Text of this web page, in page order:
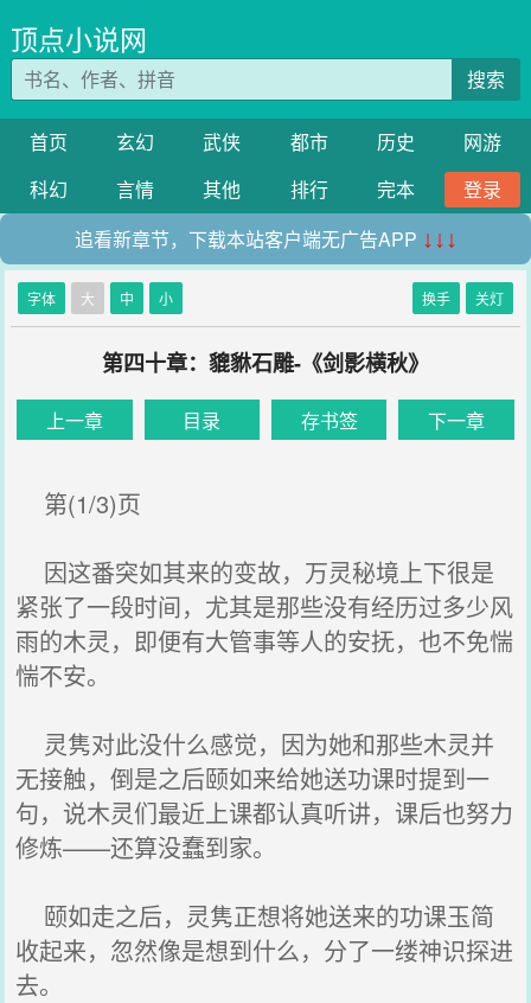
顶点小说网
搜索
首页 玄幻 武侠 都市 历史
网游
科幻
言情 其他 排行 完本
登录
追看新章节，下载本站客户端无广告APP ↓↓↓
字体 大 中 小 换手 关灯
第四十章：貔貅石雕-《剑影横秋》
上一章 目录 存书签 下一章
第(1/3)页
因这番突如其来的变故，万灵秘境上下很是
紧张了一段时间，尤其是那些没有经历过多少风
雨的木灵，即便有大管事等人的安抚，也不免惴
惴不安。
灵隽对此没什么感觉，因为她和那些木灵并
无接触，倒是之后颐如来给她送功课时提到一
句，说木灵们最近上课都认真听讲，课后也努力
修炼——还算没蠢到家。
颐如走之后，灵隽正想将她送来的功课玉简
收起来，忽然像是想到什么，分了一缕神识探进
去。